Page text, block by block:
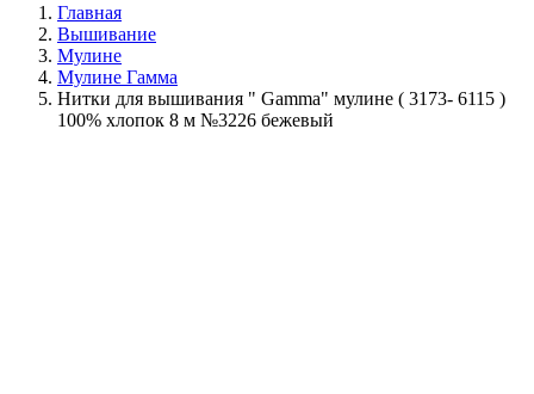
Главная
Вышивание
Мулине
Мулине Гамма
Нитки для вышивания " Gamma" мулине ( 3173- 6115 )
100% хлопок 8 м №3226 бежевый